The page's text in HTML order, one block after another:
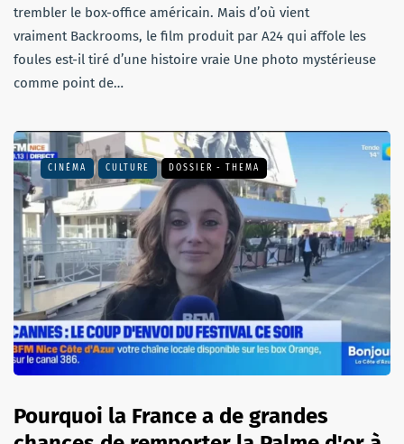
trembler le box-office américain. Mais d’où vient
vraiment Backrooms, le film produit par A24 qui affole les
foules est-il tiré d’une histoire vraie Une photo mystérieuse
comme point de…
CINÉMA CULTURE DOSSIER - THEMA
Pourquoi la France a de grandes